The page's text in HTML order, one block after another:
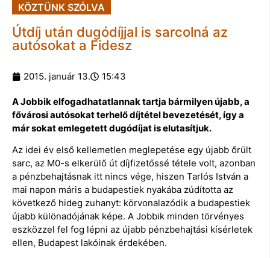
KÖZTÜNK SZÓLVA
Útdíj után dugódíjjal is sarcolná az
autósokat a Fidesz
2015. január 13. 15:43
A Jobbik elfogadhatatlannak tartja bármilyen újabb, a
fővárosi autósokat terhelő díjtétel bevezetését, így a
már sokat emlegetett dugódíjat is elutasítjuk.
Az idei év első kellemetlen meglepetése egy újabb őrült
sarc, az M0-s elkerülő út díjfizetőssé tétele volt, azonban
a pénzbehajtásnak itt nincs vége, hiszen Tarlós István a
mai napon máris a budapestiek nyakába zúdította az
következő hideg zuhanyt: körvonalazódik a budapestiek
újabb különadójának képe. A Jobbik minden törvényes
eszközzel fel fog lépni az újabb pénzbehajtási kísérletek
ellen, Budapest lakóinak érdekében.